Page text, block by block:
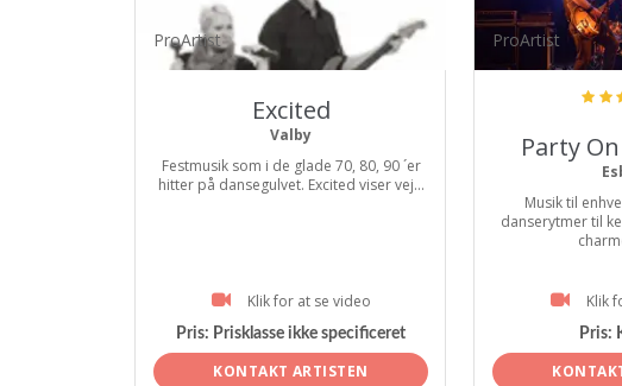
ProArtist
Excited
Valby
Festmusik som i de glade 70, 80, 90 ´er
hitter på dansegulvet. Excited viser vej...
Klik for at se video
Pris: Prisklasse ikke specificeret
KONTAKT ARTISTEN
ProArtist
Party
Musik til
danserytmer til
Klik
Pris: